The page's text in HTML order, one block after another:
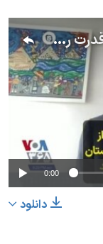
گزینه‌های آمریکا پیش و پس از به قدرت رسیدن طالبان در افغانستان؛ زلمای خلیلزاد توضیح می‌دهد
No
0:00
دانلود